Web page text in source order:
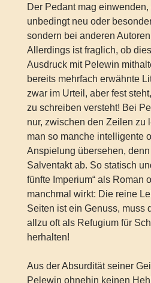
Der Pedant mag
unbedingt neu oder
sondern bei anderen
Allerdings ist fraglich, ob
Ausdruck mit Pelewin
bereits mehrfach erwähnte
zwar im Urteil, aber fest
zu schreiben versteht! Bei
nur, zwischen den Zeilen zu
man so manche intelligente
Anspielung übersehen,
Salventakt ab. So statisch
fünfte Imperium“ als Roman
manchmal wirkt: Die reine
Seiten ist ein Genuss, muss
allzu oft als Refugium für
herhalten!
Aus der Absurdität seiner
Pelewin ohnehin keinen